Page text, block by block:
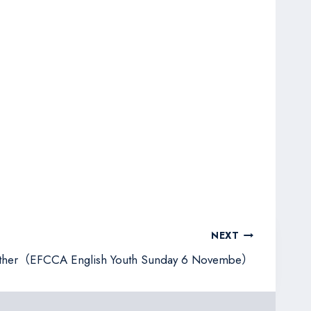
NEXT
（EFCCA English Youth Sunday 6 Novembe）